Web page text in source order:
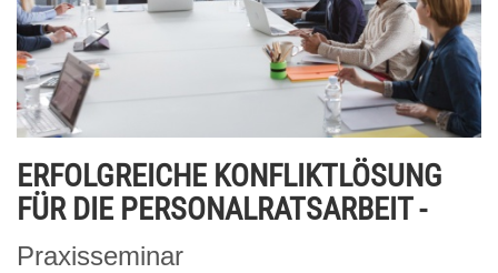
ERFOLGREICHE KONFLIKTLÖSUNG
FÜR DIE PERSONALRATSARBEIT -
Praxisseminar